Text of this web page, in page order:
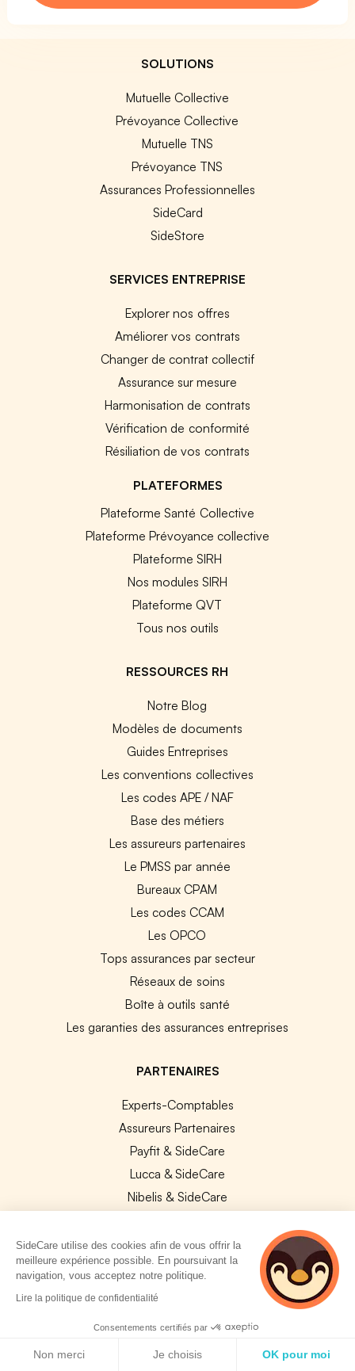
SOLUTIONS
Mutuelle Collective
Prévoyance Collective
Mutuelle TNS
Prévoyance TNS
Assurances Professionnelles
SideCard
SideStore
SERVICES ENTREPRISE
Explorer nos offres
Améliorer vos contrats
Changer de contrat collectif
Assurance sur mesure
Harmonisation de contrats
Vérification de conformité
Résiliation de vos contrats
PLATEFORMES
Plateforme Santé Collective
Plateforme Prévoyance collective
Plateforme SIRH
Nos modules SIRH
Plateforme QVT
Tous nos outils
RESSOURCES RH
Notre Blog
Modèles de documents
Guides Entreprises
Les conventions collectives
Les codes APE / NAF
Base des métiers
Les assureurs partenaires
Le PMSS par année
Bureaux CPAM
Les codes CCAM
Les OPCO
Tops assurances par secteur
Réseaux de soins
Boîte à outils santé
Les garanties des assurances entreprises
PARTENAIRES
Experts-Comptables
Assureurs Partenaires
Payfit & SideCare
Lucca & SideCare
Nibelis & SideCare
Lianeli & SideCare
API & INTEGRATIONS
API SideCare
Les SIRH / Systèmes de paie connectés
SideCare utilise des cookies afin de vous offrir la
meilleure expérience possible. En poursuivant la
navigation, vous acceptez notre politique.
Lire la politique de confidentialité
Consentements certifiés par
Non merci Je choisis OK pour moi
2 personnes
consultent
actuellement cette